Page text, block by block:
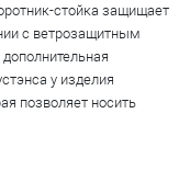
стойка защищает
с ветрозащитным
у изделия
позволяет носить